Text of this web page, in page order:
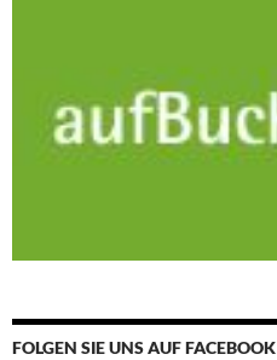
FOLGEN SIE UNS AUF FACEBOOK